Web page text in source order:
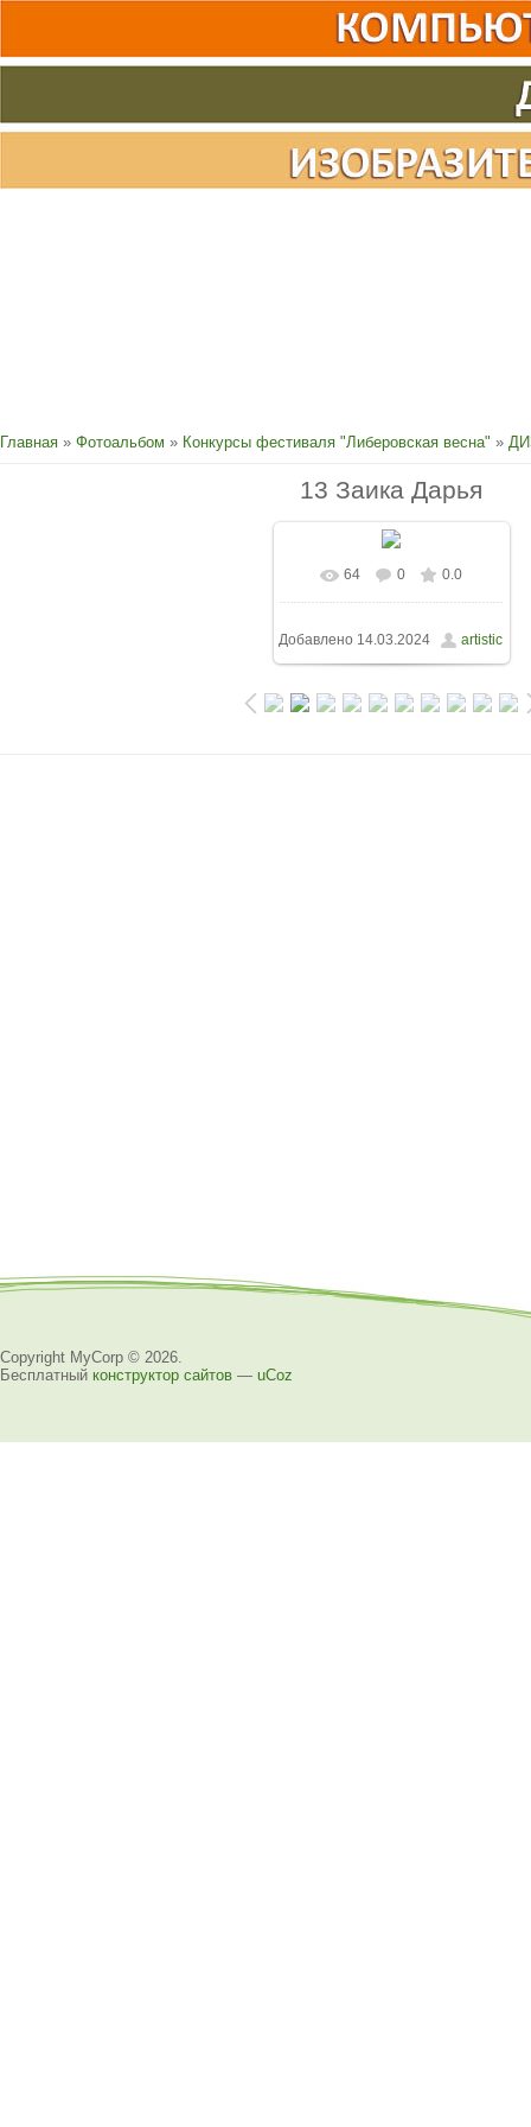
Главная » Фотоальбом » Конкурсы фестиваля "Либеровская весна" »
13 Заика Дарья
64 0 0.0
Добавлено 14.03.2024 artistic
Copyright MyCorp © 2026
Бесплатный конструктор сайтов — uCoz